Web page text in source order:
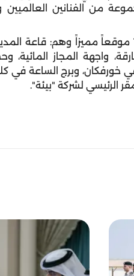
من الفنانين العالميين
وتشمل قائمة مواقع المهرجان هذا العام، 13 موقعاً
واجهة المجاز المائية،
خورفكان، وبرج الساعة في
الرئيسي لشركة "بيئة".